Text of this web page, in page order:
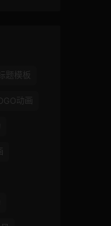
标题模板
动画